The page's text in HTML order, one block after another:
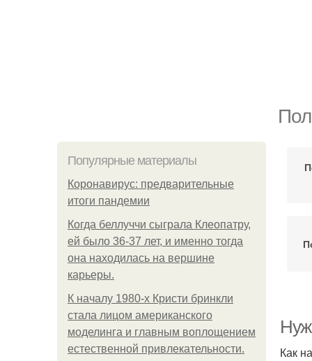
Популярные материалы
Коронавирус: предварительные
итоги пандемии
Когда беллуччи сыграла Клеопатру,
ей было 36-37 лет, и именно тогда
она находилась на вершине
карьеры.
К началу 1980-х Кристи бринкли
стала лицом американского
моделинга и главным воплощением
естественной привлекательности.
Как